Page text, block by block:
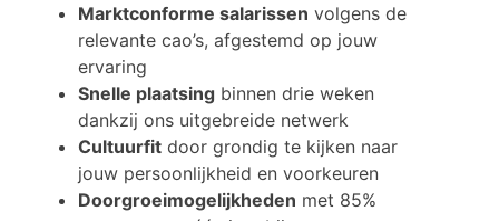
Marktconforme salarissen volgens de
relevante cao’s, afgestemd op jouw
ervaring
Snelle plaatsing binnen drie weken
dankzij ons uitgebreide netwerk
Cultuurfit door grondig te kijken naar
jouw persoonlijkheid en voorkeuren
Doorgroeimogelijkheden met 85%